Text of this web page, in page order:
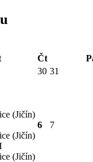
Čt
30 31
(Jičín)
(Jičín)
(Jičín)
6 7